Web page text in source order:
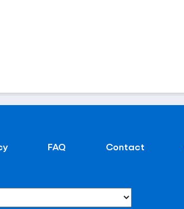
FAQ Contact